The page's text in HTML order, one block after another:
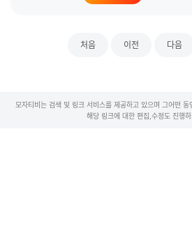
처음 이전 다음
모자티비는 검색 및 링크 서비스를 제공하고 있으며 그어떤
해당 링크에 대한 편집,수정도 진행하